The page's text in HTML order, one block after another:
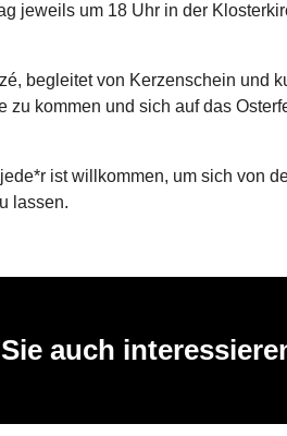
jeweils um 18 Uhr in der
begleitet von Kerzenschein und
zu kommen und sich auf das
ist willkommen, um sich von
lassen.
auch